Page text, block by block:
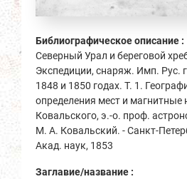
Библиографическое описание :
Северный Урал и береговой
Экспедиции, снаряж. Имп. Рус.
1848 и 1850 годах. Т. 1.
определения мест и
Ковальского, э.-о. проф.
М. А. Ковальский. - Санкт-
Акад. наук, 1853
Заглавие/название :